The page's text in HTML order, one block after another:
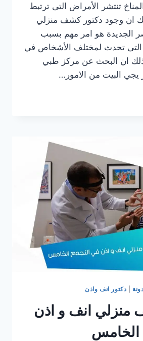
تنتشر الأمراض التى ترتبط
ان وجود دكتور كشف منزلي
الجديدة هو امر مهم بسبب
التى تحدث لمختلف الأشخاص في
ان البحث عن مركز طبي
يجي البيت من الامور…
دكتور انف واذن
منزلي انف و اذن
الخامس